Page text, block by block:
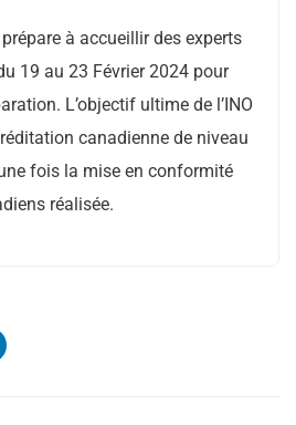
prépare à accueillir des experts
19 au 23 Février 2024 pour
L’objectif ultime de l’INO
canadienne de niveau
fois la mise en conformité
réalisée.